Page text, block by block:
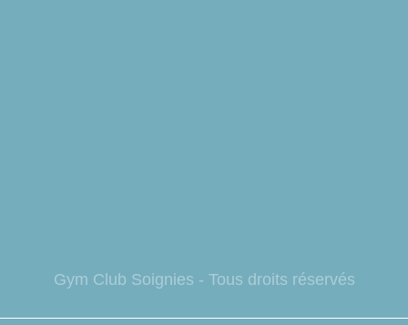
Gym Club Soignies - Tous droits réservés